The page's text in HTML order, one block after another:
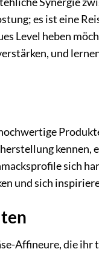
es ist eine
Level heben
und
kennen,
sich
und sich
Affineure, die ihr